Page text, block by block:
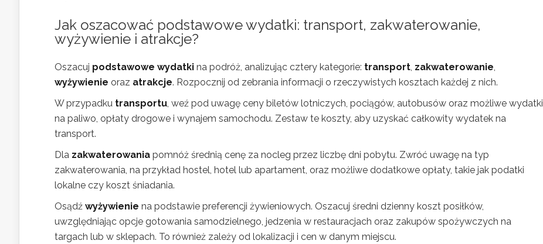
Jak oszacować podstawowe wydatki: transport, zakwaterowanie,
wyżywienie i atrakcje?
Oszacuj podstawowe wydatki na podróż, analizując cztery kategorie: transport zakwaterowanie
wyżywienie oraz atrakcje. Rozpocznij od zebrania informacji o rzeczywistych kosztach każdej z nich.
W przypadku transportu , weź pod uwagę ceny biletów lotniczych, pociągów, autobusów oraz możliwe wydatki
na paliwo, opłaty drogowe i wynajem samochodu. Zestaw te koszty, aby uzyskać całkowity wydatek na
transport.
Dla zakwaterowania pomnóż średnią cenę za nocleg przez liczbę dni pobytu. Zwróć uwagę na typ
zakwaterowania, na przykład hostel, hotel lub apartament, oraz możliwe dodatkowe opłaty, takie jak podatki
lokalne czy koszt śniadania.
Osądź wyżywienie na podstawie preferencji żywieniowych. Oszacuj średni dzienny koszt posiłków,
uwzględniając opcje gotowania samodzielnego, jedzenia w restauracjach oraz zakupów spożywczych na
targach lub w sklepach. To również zależy od lokalizacji i cen w danym miejscu.